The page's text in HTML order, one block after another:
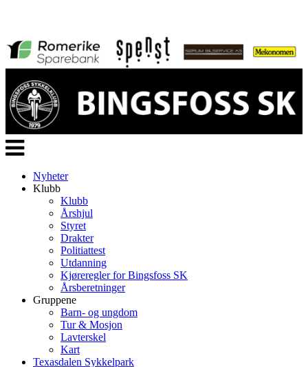
Veksle
navigasjon
Nyheter
Klubb
Klubb
Årshjul
Styret
Drakter
Politiattest
Utdanning
Kjøreregler for Bingsfoss SK
Årsberetninger
Gruppene
Barn- og ungdom
Tur & Mosjon
Lavterskel
Kart
Texasdalen Sykkelpark